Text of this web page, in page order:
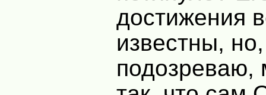
достижения
известны, но,
подозреваю,